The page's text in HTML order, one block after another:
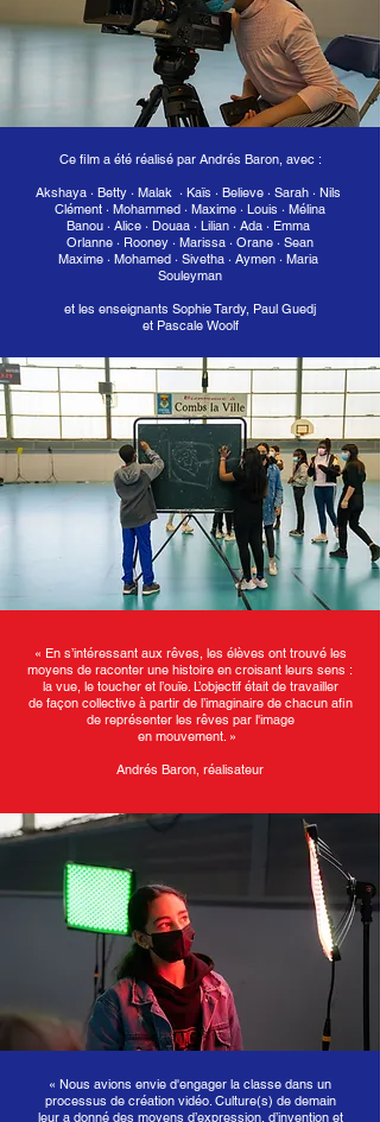
Ce film a été réalisé par Andrés Baron, avec :
Akshaya · Betty · Malak · Kaïs · Believe · Sarah · Nils
Clément · Mohammed · Maxime · Louis · Mélina
Banou · Alice · Douaa · Lilian · Ada · Emma
Orlanne · Rooney · Marissa · Orane · Sean
Maxime · Mohamed · Sivetha · Aymen · Maria
Souleyman
et les enseignants Sophie Tardy, Paul Guedj
et Pascale Woolf
« En s’intéressant aux rêves, les élèves ont trouvé les
moyens de raconter une histoire en croisant leurs sens :
la vue, le toucher et l’ouïe. L’objectif était de travailler
de façon collective à partir de l’imaginaire de chacun afin
de représenter les rêves par l'image
en mouvement. »
Andrés Baron, réalisateur
« Nous avions envie d'engager la classe dans un
processus de création vidéo. Culture(s) de demain
leur a donné des moyens d’expression, d’invention et